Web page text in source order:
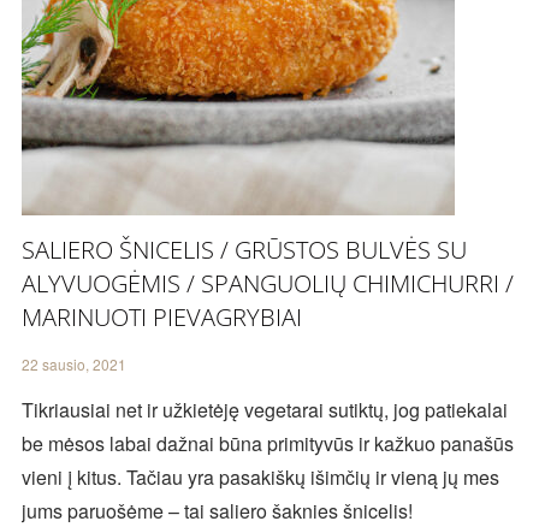
SALIERO ŠNICELIS / GRŪSTOS BULVĖS SU
ALYVUOGĖMIS / SPANGUOLIŲ CHIMICHURRI /
MARINUOTI PIEVAGRYBIAI
22 sausio, 2021
Tikriausiai net ir užkietėję vegetarai sutiktų, jog patiekalai
be mėsos labai dažnai būna primityvūs ir kažkuo panašūs
vieni į kitus. Tačiau yra pasakiškų išimčių ir vieną jų mes
jums paruošėme – tai saliero šaknies šnicelis!